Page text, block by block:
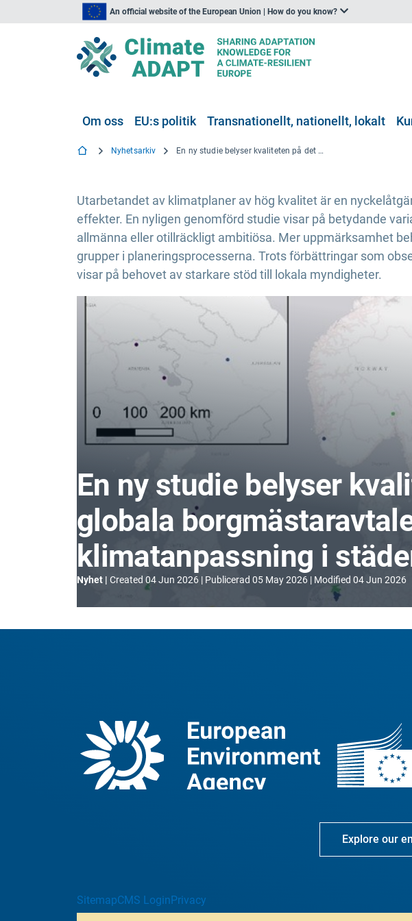
An official website of the European Union | How do you know?
Om oss EU:s politik Transnationellt, nationellt, lokalt
Nyhetsarkiv En ny studie belyser kvaliteten på det globala borgmästaravtalets planer för klimatanpassning i städer
Utarbetandet av klimatplaner av hög kvalitet är en
effekter. En nyligen genomförd studie visar på betydande
allmänna eller otillräckligt ambitiösa. Mer uppmärksamhet
grupper i planeringsprocesserna. Trots förbättringar som
visar på behovet av starkare stöd till lokala myndigheter.
En ny studie belyser
globala
klimatanpassning i
Nyhet Created 04 Jun 2026 Publicerad 05 May 2026 Modified 04 Jun 2026
Explore our
SitemapCMS LoginPrivacy